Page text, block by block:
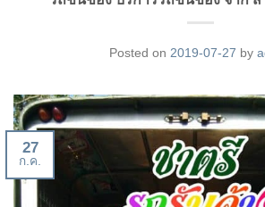
Posted on 2019-07-27 by
27
ก.ค.